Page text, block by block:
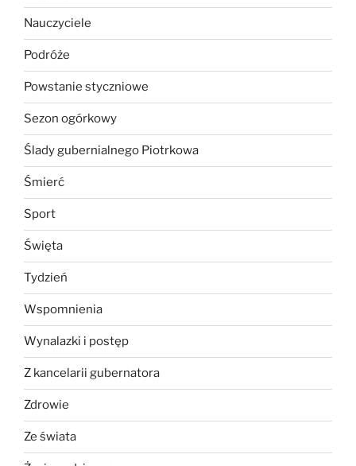
Nauczyciele
Podróże
Powstanie styczniowe
Sezon ogórkowy
Ślady gubernialnego Piotrkowa
Śmierć
Sport
Święta
Tydzień
Wspomnienia
Wynalazki i postęp
Z kancelarii gubernatora
Zdrowie
Ze świata